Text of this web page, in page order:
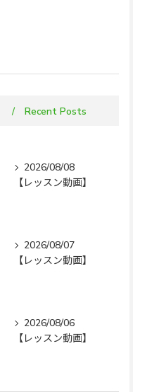
Recent Posts
2026/08/08
【レッスン動画】
2026/08/07
【レッスン動画】
2026/08/06
【レッスン動画】